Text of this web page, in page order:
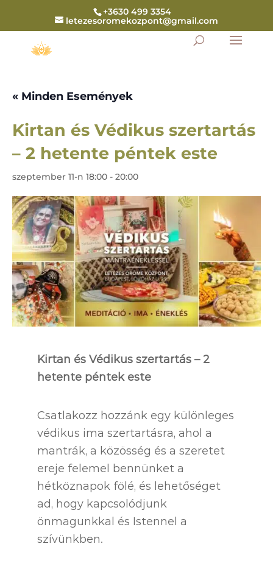
+3630 499 3354
letezesoromekozpont@gmail.com
« Minden Események
Kirtan és Védikus szertartás
– 2 hetente péntek este
szeptember 11-n 18:00 - 20:00
Kirtan és Védikus szertartás – 2
hetente péntek este
Csatlakozz hozzánk egy különleges
védikus ima szertartásra, ahol a
mantrák, a közösség és a szeretet
ereje felemel bennünket a
hétköznapok fölé, és lehetőséget
ad, hogy kapcsolódjunk
önmagunkkal és Istennel a
szívünkben.